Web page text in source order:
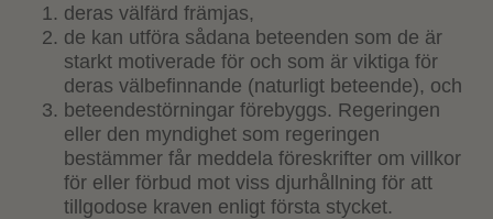
deras välfärd främjas,
de kan utföra sådana beteenden som de är
starkt motiverade för och som är viktiga för
deras välbefinnande (naturligt beteende), och
beteendestörningar förebyggs. Regeringen
eller den myndighet som regeringen
bestämmer får meddela föreskrifter om villkor
för eller förbud mot viss djurhållning för att
tillgodose kraven enligt första stycket.